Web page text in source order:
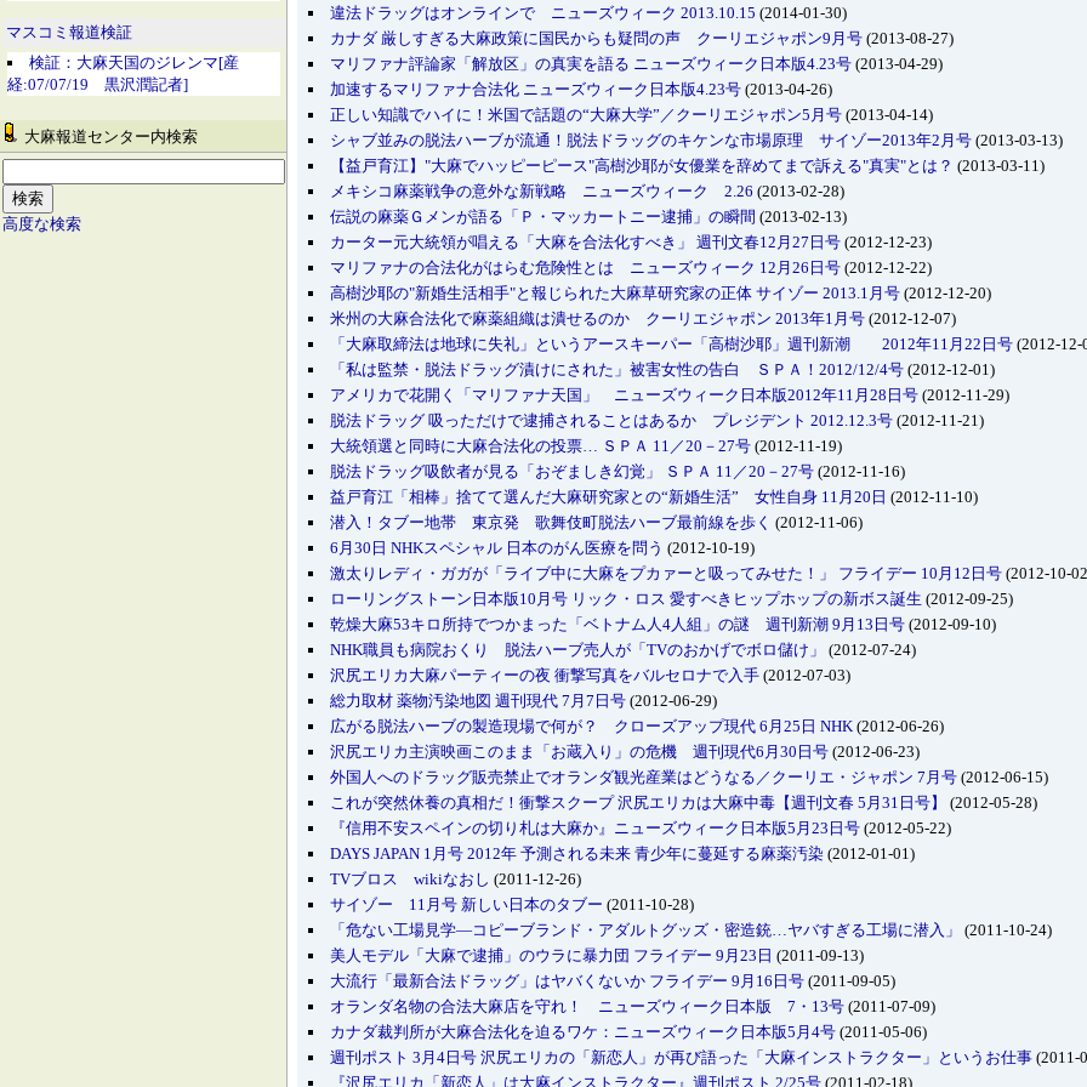
マスコミ報道検証
検証：大麻天国のジレンマ[産
経:07/07/19 黒沢潤記者]
大麻報道センター内検索
高度な検索
違法ドラッグはオンラインで ニューズウィーク 2013.10.15 (2014-01-30)
カナダ 厳しすぎる大麻政策に国民からも疑問の声 クーリエジャポン9月号 (2013-08-27)
マリファナ評論家「解放区」の真実を語る ニューズウィーク日本版4.23号 (2013-04-29)
加速するマリファナ合法化 ニューズウィーク日本版4.23号 (2013-04-26)
正しい知識でハイに！米国で話題の“大麻大学”／クーリエジャポン5月号 (2013-04-14)
シャブ並みの脱法ハーブが流通！脱法ドラッグのキケンな市場原理 サイゾー2013年2月号 (2013-03-13)
【益戸育江】"大麻でハッピーピース"高樹沙耶が女優業を辞めてまで訴える"真実"とは？ (2013-03-11)
メキシコ麻薬戦争の意外な新戦略 ニューズウィーク 2.26 (2013-02-28)
伝説の麻薬Ｇメンが語る「Ｐ・マッカートニー逮捕」の瞬間 (2013-02-13)
カーター元大統領が唱える「大麻を合法化すべき」 週刊文春12月27日号 (2012-12-23)
マリファナの合法化がはらむ危険性とは ニューズウィーク 12月26日号 (2012-12-22)
高樹沙耶の"新婚生活相手"と報じられた大麻草研究家の正体 サイゾー 2013.1月号 (2012-12-20)
米州の大麻合法化で麻薬組織は潰せるのか クーリエジャポン 2013年1月号 (2012-12-07)
「大麻取締法は地球に失礼」というアースキーパー「高樹沙耶」週刊新潮 2012年11月22日号 (2012-12-
「私は監禁・脱法ドラッグ漬けにされた」被害女性の告白 ＳＰＡ！2012/12/4号 (2012-12-01)
アメリカで花開く「マリファナ天国」 ニューズウィーク日本版2012年11月28日号 (2012-11-29)
脱法ドラッグ 吸っただけで逮捕されることはあるか プレジデント 2012.12.3号 (2012-11-21)
大統領選と同時に大麻合法化の投票… ＳＰＡ 11／20－27号 (2012-11-19)
脱法ドラッグ吸飲者が見る「おぞましき幻覚」 ＳＰＡ 11／20－27号 (2012-11-16)
益戸育江「相棒」捨てて選んだ大麻研究家との“新婚生活” 女性自身 11月20日 (2012-11-10)
潜入！タブー地帯 東京発 歌舞伎町脱法ハーブ最前線を歩く (2012-11-06)
6月30日 NHKスペシャル 日本のがん医療を問う (2012-10-19)
激太りレディ・ガガが「ライブ中に大麻をプカァーと吸ってみせた！」 フライデー 10月12日号 (2012-10-
ローリングストーン日本版10月号 リック・ロス 愛すべきヒップホップの新ボス誕生 (2012-09-25)
乾燥大麻53キロ所持でつかまった「ベトナム人4人組」の謎 週刊新潮 9月13日号 (2012-09-10)
NHK職員も病院おくり 脱法ハーブ売人が「TVのおかげでボロ儲け」
(2012-07-24)
沢尻エリカ大麻パーティーの夜 衝撃写真をバルセロナで入手 (2012-07-03)
総力取材 薬物汚染地図 週刊現代 7月7日号 (2012-06-29)
広がる脱法ハーブの製造現場で何が？ クローズアップ現代 6月25日 NHK (2012-06-26)
沢尻エリカ主演映画このまま「お蔵入り」の危機 週刊現代6月30日号 (2012-06-23)
外国人へのドラッグ販売禁止でオランダ観光産業はどうなる／クーリエ・ジャポン 7月号 (2012-06-15)
これが突然休養の真相だ！衝撃スクープ 沢尻エリカは大麻中毒【週刊文春 5月31日号】
(2012-05-28)
『信用不安スペインの切り札は大麻か』ニューズウィーク日本版5月23日号 (2012-05-22)
DAYS JAPAN 1月号 2012年 予測される未来 青少年に蔓延する麻薬汚染 (2012-01-01)
TVブロス wikiなおし (2011-12-26)
サイゾー 11月号 新しい日本のタブー (2011-10-28)
「危ない工場見学―コピーブランド・アダルトグッズ・密造銃…ヤバすぎる工場に潜入」
(2011-10-24)
美人モデル「大麻で逮捕」のウラに暴力団 フライデー 9月23日 (2011-09-13)
大流行「最新合法ドラッグ」はヤバくないか フライデー 9月16日号 (2011-09-05)
オランダ名物の合法大麻店を守れ！ ニューズウィーク日本版 7・13号 (2011-07-09)
カナダ裁判所が大麻合法化を迫るワケ：ニューズウィーク日本版5月4号 (2011-05-06)
週刊ポスト 3月4日号 沢尻エリカの「新恋人」が再び語った「大麻インストラクター」というお仕事 (2011-
『沢尻エリカ「新恋人」は大麻インストラクター』週刊ポスト 2/25号 (2011-02-18)